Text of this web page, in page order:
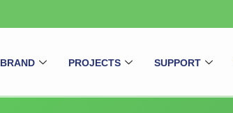
BRAND PROJECTS SUPPORT